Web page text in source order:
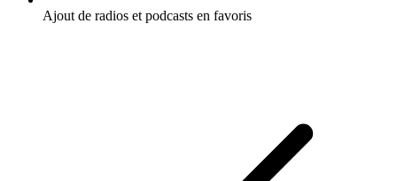
Ajout de radios et podcasts en favoris